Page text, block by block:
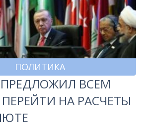
ПОЛИТИКА
ВСЕМ
НА РАСЧЕТЫ